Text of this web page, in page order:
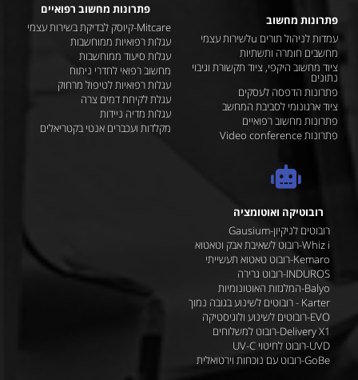
פתרונות מחשוב
עמדות לניהול תורים uלשירות עצמי
מחשבים חומרה ותשתיות
ציוד מחשוב היקפי, ציוד תקשורת וגיבוי
נתונים
פתרונות הדפסה לעסקים
ציוד ארגונומי לסביבת המחשב
פתרונות מחשוב רפואיים
פתרונות Video conference
פתרונות מחשוב רפואיים
Mitcare-קיוסק לבדיקת בשירות עצמי
עגלות רפואיות ממוחשבות
עגלות סיעוד ממוחשבות
מחשוב רפואי לחדרי ניתוח
עגלות רפואיות לטיפול מרחוק
עגלת לקיחת דמים צרה
עגלות מדיה ניידות
מקלדות ועכברים אנטי בקטריאלים
רובוטיקה ואוטומציה
רובוטים לניקיון-Gausium
Whiz i-רובוט לשאיבת אבק וטאטוא
Kemaro-רובוט טאטוא תעשייתי
INDUROS-רובוט גרירה
Balyo-המלגזות האוטונומיות
Karter - רובוטים לשינוע בגובה נמוך
EVO-רובוטים לשינוע ולוגיסטיקה
Delivery X1-רובוט למשלוחים
UVD-רובוט לחיטוי UV-C
GoBe-רובוט עם נוכחות וירטואלית